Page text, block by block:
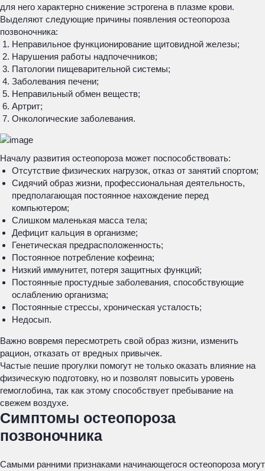
для него характерно снижение эстрогена в плазме крови.
Выделяют следующие причины появления остеопороза
позвоночника:
Неправильное функционирование щитовидной железы;
Нарушения работы надпочечников;
Патологии пищеварительной системы;
Заболевания печени;
Неправильный обмен веществ;
Артрит;
Онкологические заболевания.
Началу развития остеопороза может поспособствовать:
Отсутствие физических нагрузок, отказ от занятий спортом;
Сидячий образ жизни, профессиональная деятельность,
предполагающая постоянное нахождение перед
компьютером;
Слишком маленькая масса тела;
Дефицит кальция в организме;
Генетическая предрасположенность;
Постоянное потребление кофеина;
Низкий иммунитет, потеря защитных функций;
Постоянные простудные заболевания, способствующие
ослаблению организма;
Постоянные стрессы, хроническая усталость;
Недосып.
Важно вовремя пересмотреть свой образ жизни, изменить
рацион, отказать от вредных привычек.
Частые пешие прогулки помогут не только оказать влияние на
физическую подготовку, но и позволят повысить уровень
гемоглобина, так как этому способствует пребывание на
свежем воздухе.
Симптомы остеопороза
позвоночника
Самыми ранними признаками начинающегося остеопороза могут